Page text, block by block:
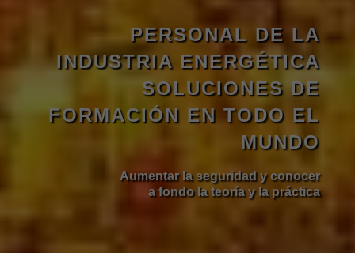
PERSONAL DE LA
INDUSTRIA ENERGÉTICA
SOLUCIONES DE
FORMACIÓN EN TODO EL
MUNDO
Aumentar la seguridad y conocer
a fondo la teoría y la práctica